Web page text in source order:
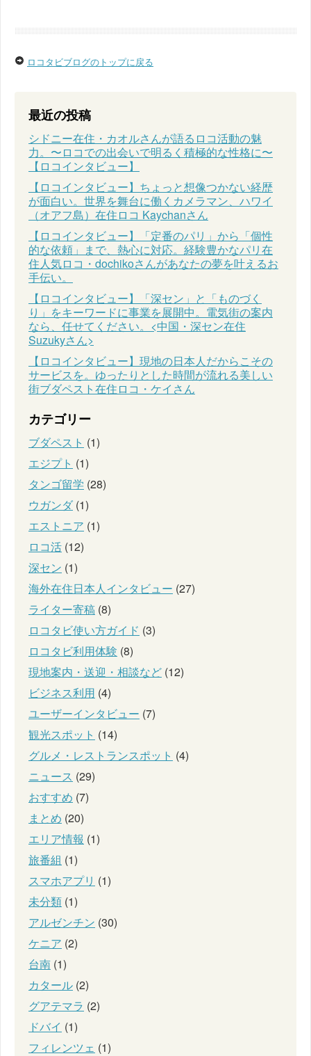
ロコタビブログのトップに戻る
最近の投稿
シドニー在住・カオルさんが語るロコ活動の魅
力。〜ロコでの出会いで明るく積極的な性格に〜
【ロコインタビュー】
【ロコインタビュー】ちょっと想像つかない経歴
が面白い。世界を舞台に働くカメラマン、ハワイ
（オアフ島）在住ロコ Kaychanさん
【ロコインタビュー】「定番のパリ」から「個性
的な依頼」まで、熱心に対応。経験豊かなパリ在
住人気ロコ・dochikoさんがあなたの夢を叶えるお
手伝い。
【ロコインタビュー】「深セン」と「ものづく
り」をキーワードに事業を展開中。電気街の案内
なら、任せてください。<中国・深セン在住
Suzukyさん>
【ロコインタビュー】現地の日本人だからこその
サービスを。ゆったりとした時間が流れる美しい
街ブダペスト在住ロコ・ケイさん
カテゴリー
ブダペスト (1)
エジプト (1)
タンゴ留学 (28)
ウガンダ(1)
エストニア (1)
ロコ活 (12)
深セン (1)
海外在住日本人インタビュー (27)
ライター寄稿 (8)
ロコタビ使い方ガイド (3)
ロコタビ利用体験 (8)
現地案内・送迎・相談など (12)
ビジネス利用 (4)
ユーザーインタビュー (7)
観光スポット (14)
グルメ・レストランスポット (4)
ニュース (29)
おすすめ (7)
まとめ (20)
エリア情報 (1)
旅番組 (1)
スマホアプリ (1)
未分類 (1)
アルゼンチン (30)
ケニア (2)
台南 (1)
カタール (2)
グアテマラ (2)
ドバイ (1)
フィレンツェ (1)